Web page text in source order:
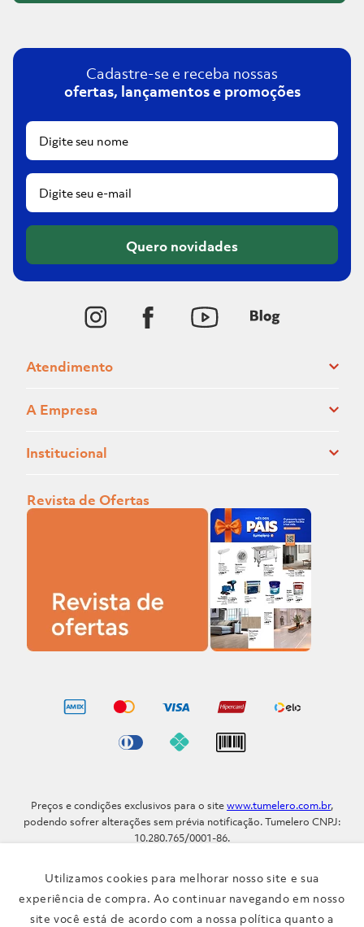
Utilizamos cookies para melhorar nosso site e sua
experiência de compra. Ao continuar navegando em nosso
site você está de acordo com a nossa política quanto a
Cadastre-se e receba nossas
ofertas, lançamentos e promoções
Quero novidades
Atendimento
A Empresa
Institucional
Revista de Ofertas
Preços e condições exclusivos para o sitewww.tumelero.com.br,
podendo sofrer alterações sem prévia notificação. Tumelero CNPJ:
10.280.765/0001-86.
91.110-001
Telefone: (51) 3371-9290